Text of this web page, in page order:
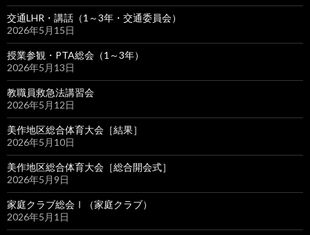
交通LHR・講話（1～3年・交通委員会）
2026年5月15日
授業参観・PTA総会（1～3年）
2026年5月13日
教職員救急法講習会
2026年5月12日
美作地区総合体育大会［結果］
2026年5月10日
美作地区総合体育大会［総合開会式］
2026年5月9日
家庭クラブ総会Ⅰ（家庭クラブ）
2026年5月1日